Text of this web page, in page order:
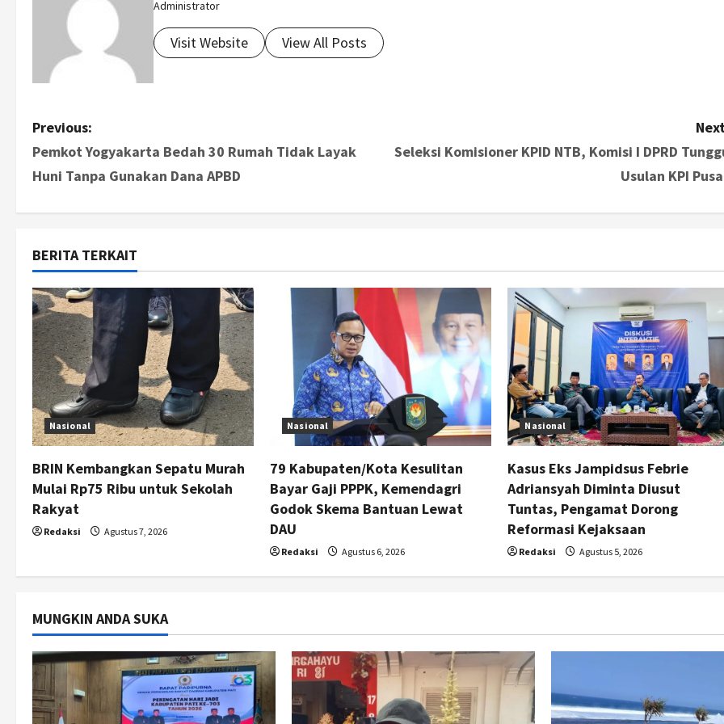
Administrator
Visit Website View All Posts
P
o
n
a
v
i
g
a
t
i
o
n
Previous:
Pemkot Yogyakarta Bedah 30 Rumah Tidak Layak
Huni Tanpa Gunakan Dana APBD
Seleksi Komisioner KPID NTB, Komisi I DPRD
Usulan KPI
BERITA TERKAIT
Nasional
BRIN Kembangkan Sepatu Murah
Mulai Rp75 Ribu untuk Sekolah
Rakyat
Redaksi Agustus 7, 2026
Nasional
79 Kabupaten/Kota Kesulitan
Bayar Gaji PPPK, Kemendagri
Godok Skema Bantuan Lewat
DAU
Redaksi Agustus 6, 2026
Nasional
Kasus Eks Jampidsus Febrie
Adriansyah Diminta Diusut
Tuntas, Pengamat Dorong
Reformasi Kejaksaan
Redaksi Agustus 5, 2026
MUNGKIN ANDA SUKA